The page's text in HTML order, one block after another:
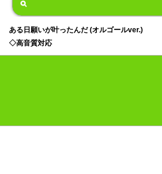
ある日願いが叶ったんだ (オルゴールver.)
◇高音質対応